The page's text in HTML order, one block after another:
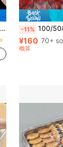
-11% 100/50枚入り、42cm 使い捨て食品ラップフィルム、シャワーキ
¥160 70+
概算